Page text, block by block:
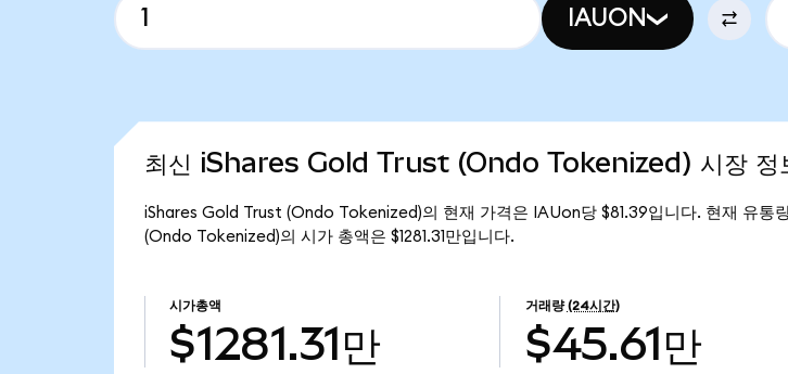
IAUON
최신 iShares Gold Trust (Ondo Tokenized) 시장 정
iShares Gold Trust (Ondo Tokenized)의 현재 가격은 IAUon당 $81.39입니다. 현재 유통
(Ondo Tokenized)의 시가 총액은 $1281.31만입니다.
시가총액
$1281.31만
거래량 (24시간)
$45.61만